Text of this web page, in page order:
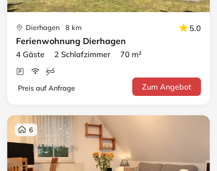
Dierhagen 8 km 5.0
Ferienwohnung Dierhagen
4 Gäste 2 Schlafzimmer 70 m²
Preis auf Anfrage Zum Angebot
6